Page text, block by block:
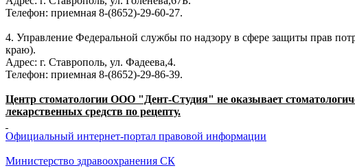
Телефон: приемная 8-(8652)-29-60-27.
4. Управление Федеральной службы по надзору в сфере защиты прав
краю).
Адрес: г. Ставрополь, ул. Фадеева,4.
Телефон: приемная 8-(8652)-29-86-39.
Центр стоматологии ООО "Дент-Студия" не оказывает
лекарственных средств по рецепту.
Официальный интернет-портал правовой информации
Министерство здравоохранения СК